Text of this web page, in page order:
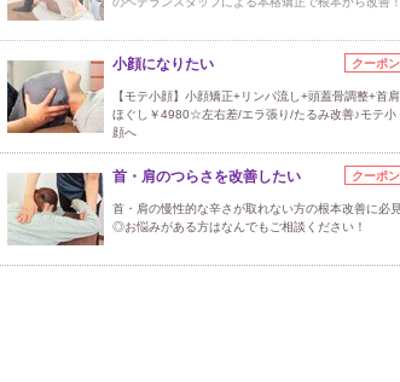
小顔になりたい クーポン
【モテ小顔】小顔矯正+リンパ流し+頭蓋骨調整+首肩
ほぐし￥4980☆左右差/エラ張り/たるみ改善♪モテ小
顔へ
首・肩のつらさを改善したい クーポン
首・肩の慢性的な辛さが取れない方の根本改善に必見
◎お悩みがある方はなんでもご相談ください！